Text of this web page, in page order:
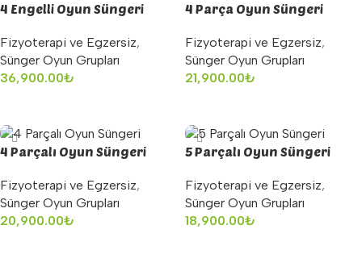
4 Engelli Oyun Süngeri
Fizyoterapi ve Egzersiz,
Sünger Oyun Grupları
36,900.00₺
4 Parça Oyun Süngeri
Fizyoterapi ve Egzersiz,
Sünger Oyun Grupları
21,900.00₺
4 Parçalı Oyun Süngeri
Fizyoterapi ve Egzersiz,
Sünger Oyun Grupları
20,900.00₺
5 Parçalı Oyun Süngeri
Fizyoterapi ve Egzersiz,
Sünger Oyun Grupları
18,900.00₺